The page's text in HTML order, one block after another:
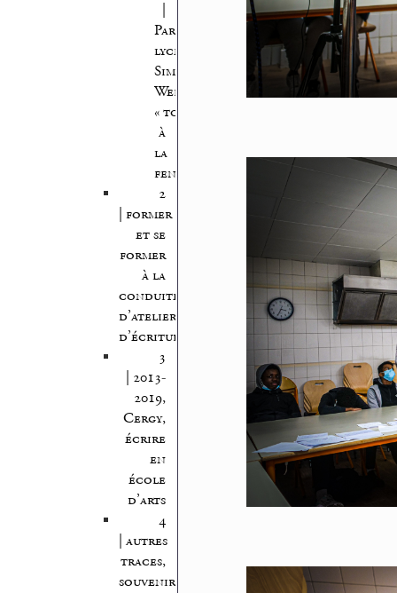
Paris,
lycée
Simone-
Weil,
« tous
à
la
fenêtre »
2
| former
et se
former
à la
conduite
d’atelier
d’écriture
3
| 2013-
2019,
Cergy,
écrire
en
école
d’arts
4
| autres
traces,
souvenirs,